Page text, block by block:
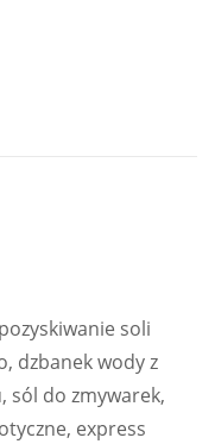
soli
dzbanek wody z
do zmywarek,
express